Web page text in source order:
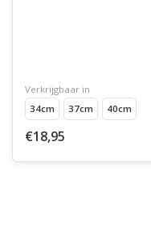
Verkrijgbaar in
34cm
37cm 40cm
€18,95